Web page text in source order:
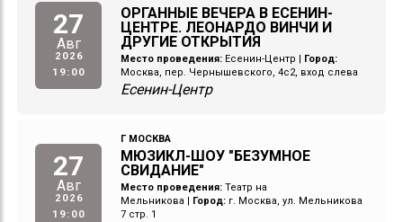
27
Авг
2026
19:00
ОРГАННЫЕ ВЕЧЕРА В ЕСЕНИН-
ЦЕНТРЕ. ЛЕОНАРДО ВИНЧИ И
ДРУГИЕ ОТКРЫТИЯ
Место проведения: Есенин-Центр
Город:
Москва, пер. Чернышевского, 4с2, вход слева
Есенин-Центр
27
Авг
2026
19:00
Г МОСКВА
МЮЗИКЛ-ШОУ "БЕЗУМНОЕ
СВИДАНИЕ"
Место проведения: Театр на
Мельникова
Город: г. Москва, ул. Мельникова
7 стр. 1